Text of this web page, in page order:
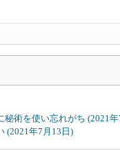
秘術を使い忘れがち (2021
(2021年7月13日)